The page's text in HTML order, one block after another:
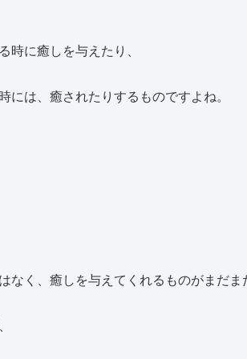
時に癒しを与えたり、
には、癒されたりするものですよね。
なく、癒しを与えてくれるものがまだま